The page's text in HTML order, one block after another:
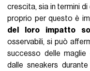
crescita, sia in termini
proprio per questo è
del loro impatto
osservabili, si può
successo delle
dalle sneakers